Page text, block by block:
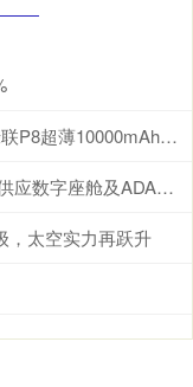
海陆证券 行业首款新国标磁吸充电宝! 绿联P8超薄10000mAh磁吸移动电源开启预约
同花财富 高通与宝马签署十年芯片协议 供应数字座舱及ADAS计算芯片
，太空实力再跃升